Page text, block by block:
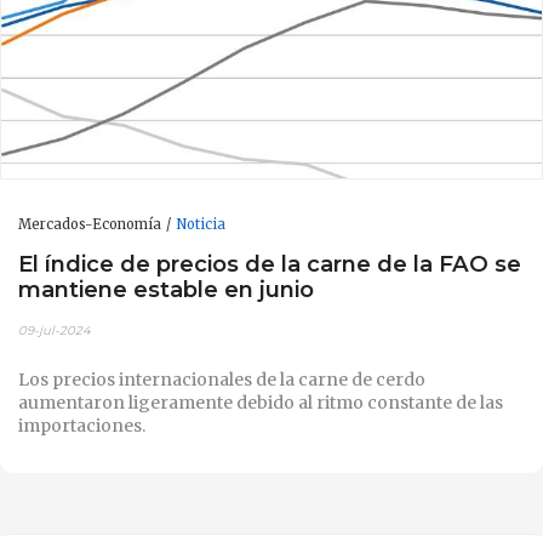
Mercados-Economía Noticia
El índice de precios de la carne de la FAO se
mantiene estable en junio
09-jul-2024
Los precios internacionales de la carne de cerdo
aumentaron ligeramente debido al ritmo constante de las
importaciones.